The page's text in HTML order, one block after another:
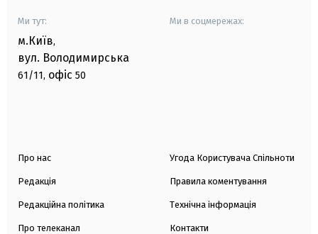
Ми тут:
м.Київ,
вул. Володимирська
61/11, офіс 50
Ми в соцмережах:
Про нас
Редакція
Редакційна політика
Про телеканал
Угода Користувача Спільноти
Правила коментування
Технічна інформація
Контакти